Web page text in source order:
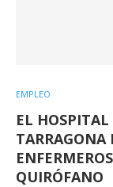
EMPLEO
EL
TARRAGONA
QUIRÓFANO